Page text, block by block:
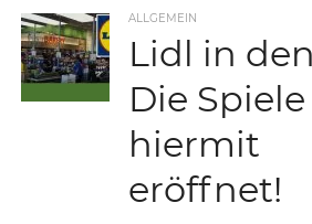
ALLGEMEIN
Lidl in
Die
hiermit
eröffnet!